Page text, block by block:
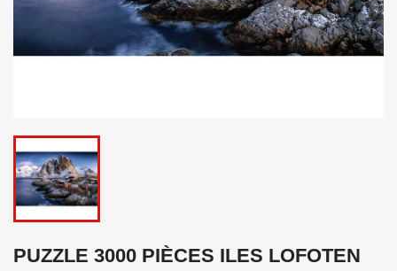
PUZZLE 3000 PIÈCES ILES LOFOTEN